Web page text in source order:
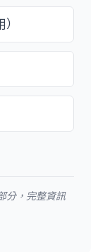
分，完整資訊